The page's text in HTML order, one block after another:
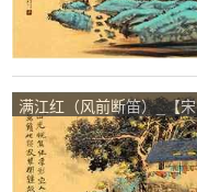
满江红（风前断笛）_【宋
朝】_【戴山隐】